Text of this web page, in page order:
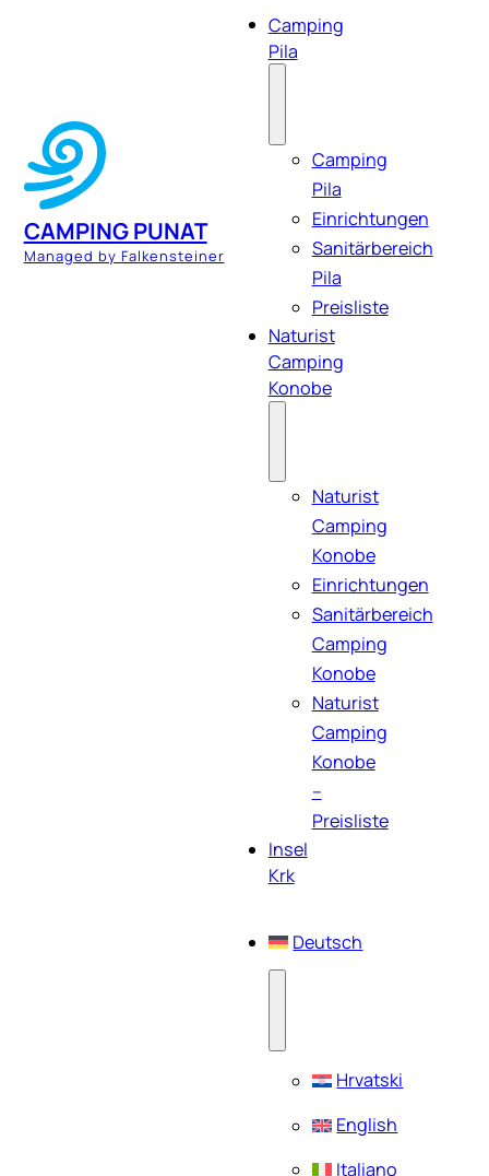
CAMPING PUNAT
Managed by Falkensteiner
Camping
Pila
Camping
Pila
Einrichtungen
Sanitärbereich
Pila
Preisliste
Naturist
Camping
Konobe
Naturist
Camping
Konobe
Einrichtungen
Sanitärbereich
Camping
Konobe
Naturist
Camping
Konobe
–
Preisliste
Insel
Krk
Deutsch
Hrvatski
English
Italiano